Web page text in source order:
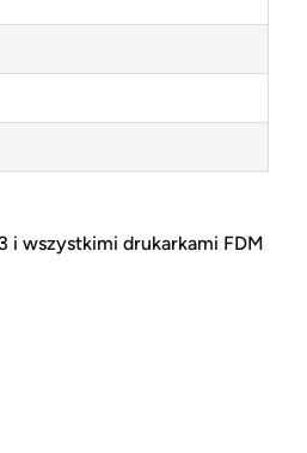
i wszystkimi drukarkami FDM